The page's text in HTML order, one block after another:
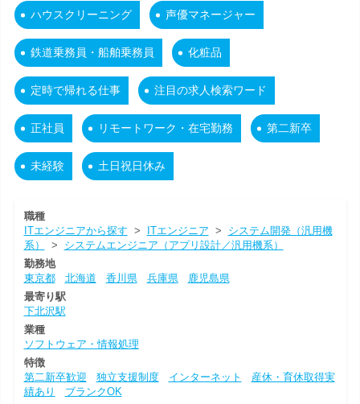
ハウスクリーニング 声優マネージャー
鉄道乗務員・船舶乗務員 化粧品
定時で帰れる仕事 注目の求人検索ワード
正社員 リモートワーク・在宅勤務 第二新卒
未経験 土日祝日休み
職種
ITエンジニアから探す > ITエンジニア > システム開発（汎用機
系）
> システムエンジニア（アプリ設計／汎用機系）
勤務地
東京都
北海道 香川県 兵庫県
鹿児島県
最寄り駅
下北沢駅
業種
ソフトウェア・情報処理
特徴
第二新卒歓迎
独立支援制度 インターネット
産休・育休取得実
績あり
ブランクOK